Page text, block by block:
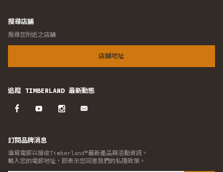
搜尋店舖
搜尋您附近之店舖
店舖地址
追蹤 TIMBERLAND 最新動態
訂閱品牌消息
填寫電郵以接收Timberland®最新產品與活動資訊。
輸入您的電郵地址，即表示您同意我們的私隱政策。